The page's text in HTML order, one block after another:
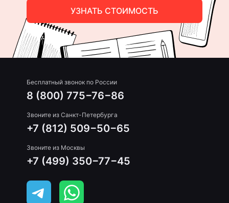
УЗНАТЬ СТОИМОСТЬ
Бесплатный звонок по России
8 (800) 775−76−86
Звоните из Санкт-Петербурга
+7 (812) 509−50−65
Звоните из Москвы
+7 (499) 350−77−45